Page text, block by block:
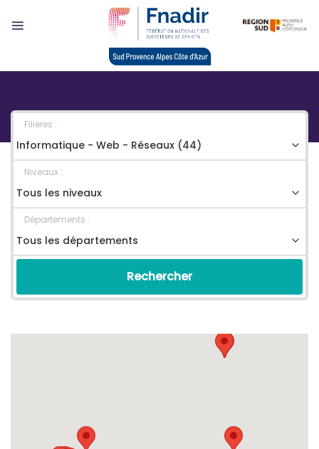
Filières :
Niveaux :
Départements :